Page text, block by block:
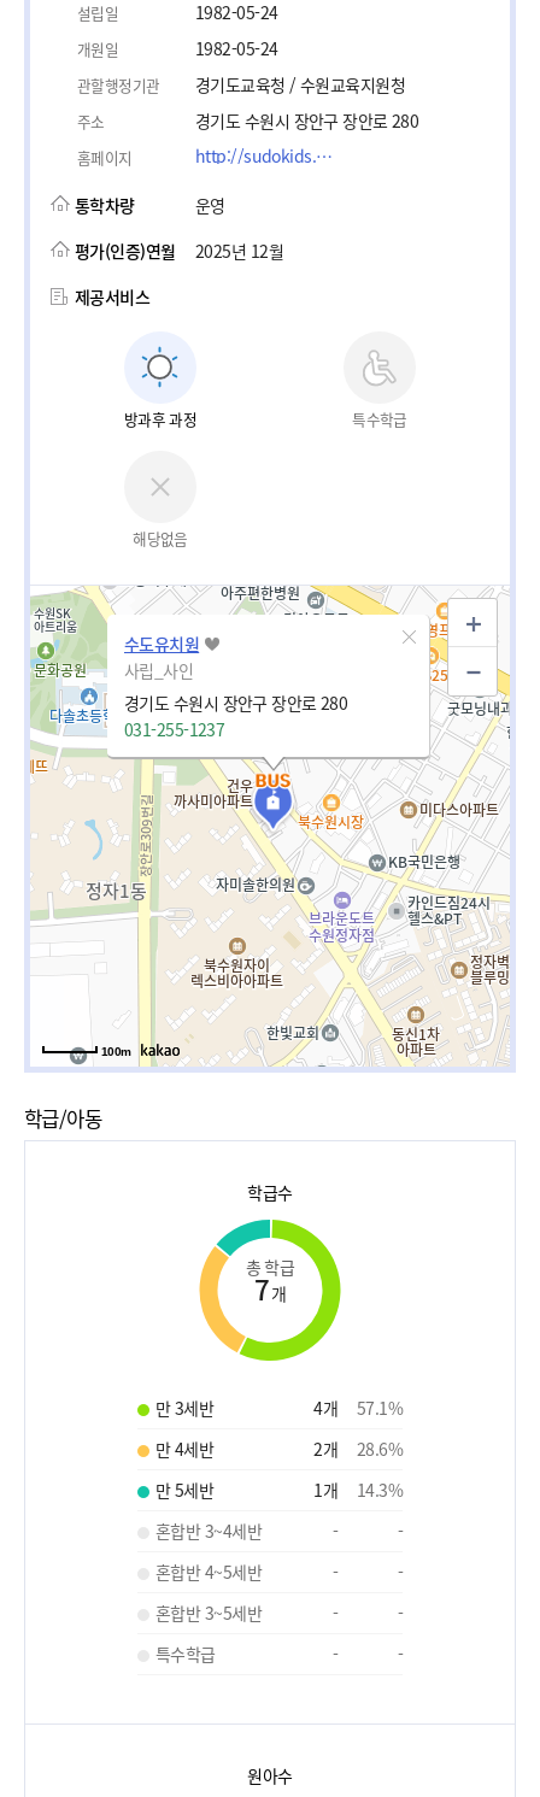
설립일 1982-05-24
개원일 1982-05-24
관할행정기관 경기도교육청 / 수원교육지원청
주소 경기도 수원시 장안구 장안로 280
홈페이지 http://sudokids.moapp.kr
통학차량
운영
평가(인증)연월
2025년 12월
제공서비스
방과후 과정 특수학급
해당없음
수도유치원
사립_사인
경기도 수원시 장안구 장안로 280
031-255-1237
100m
학급/아동
학급수
총 학급
7개
만 3세반 4개 57.1%
만 4세반
2개 28.6%
만 5세반
1개 14.3%
혼합반 3~4세반
-
-
혼합반 4~5세반
-
-
혼합반 3~5세반
-
-
특수학급
- -
원아수